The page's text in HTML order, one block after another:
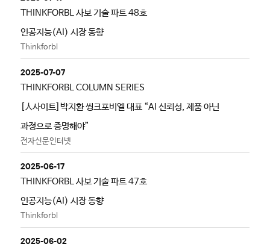
THINKFORBL 사보 기술 파트 48호
인공지능(AI) 시장 동향
Thinkforbl
2025-07-07
THINKFORBL COLUMN SERIES
[人사이트]박지환 씽크포비엘 대표 “AI 신뢰성, 제품 아닌
과정으로 증명해야”
전자신문인터넷
2025-06-17
THINKFORBL 사보 기술 파트 47호
인공지능(AI) 시장 동향
Thinkforbl
2025-06-02